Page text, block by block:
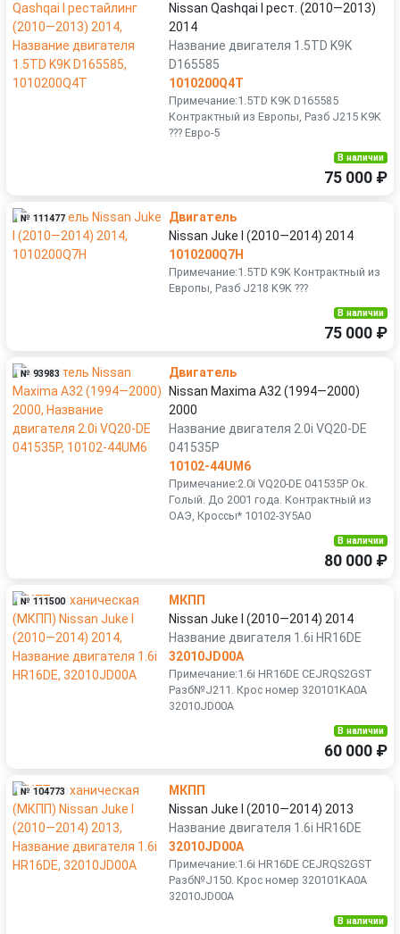
Nissan Qashqai I рест. (2010—2013)
2014
Название двигателя 1.5TD K9K
D165585
1010200Q4T
Примечание:1.5TD K9K D165585
Контрактный из Европы, Разб J215 K9K
??? Евро-5
В наличии
75 000 ₽
№ 111477
Двигатель
Nissan Juke I (2010—2014) 2014
1010200Q7H
Примечание:1.5TD K9K Контрактный из
Европы, Разб J218 K9K ???
В наличии
75 000 ₽
№ 93983
Двигатель
Nissan Maxima A32 (1994—2000)
2000
Название двигателя 2.0i VQ20-DE
041535P
10102-44UM6
Примечание:2.0i VQ20-DE 041535P Ок.
Голый. До 2001 года. Контрактный из
ОАЭ, Кроссы* 10102-3Y5A0
В наличии
80 000 ₽
№ 111500
МКПП
Nissan Juke I (2010—2014) 2014
Название двигателя 1.6i HR16DE
32010JD00A
Примечание:1.6i HR16DE CEJRQS2GST
Разб№J211. Крос номер 320101KA0A
32010JD00A
В наличии
60 000 ₽
№ 104773
МКПП
Nissan Juke I (2010—2014) 2013
Название двигателя 1.6i HR16DE
32010JD00A
Примечание:1.6i HR16DE CEJRQS2GST
Разб№J150. Крос номер 320101KA0A
32010JD00A
В наличии